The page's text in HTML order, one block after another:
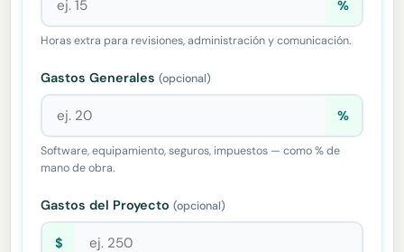
%
Horas extra para revisiones, administración y comunicación.
Gastos Generales(opcional)
%
Software, equipamiento, seguros, impuestos — como % de
mano de obra.
Gastos del Proyecto(opcional)
$